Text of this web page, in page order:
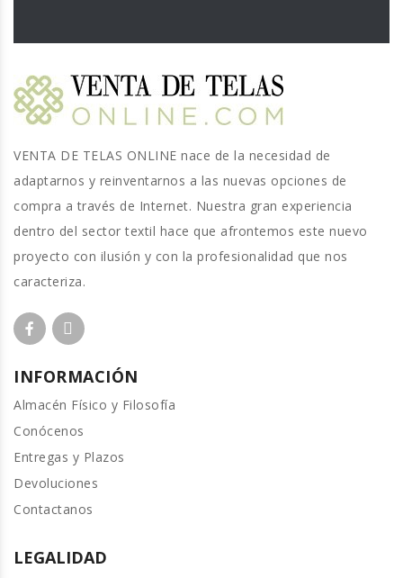
VENTA DE TELAS ONLINE nace de la necesidad de
adaptarnos y reinventarnos a las nuevas opciones de
compra a través de Internet. Nuestra gran experiencia
dentro del sector textil hace que afrontemos este nuevo
proyecto con ilusión y con la profesionalidad que nos
caracteriza.
INFORMACIÓN
Almacén Físico y Filosofía
Conócenos
Entregas y Plazos
Devoluciones
Contactanos
LEGALIDAD